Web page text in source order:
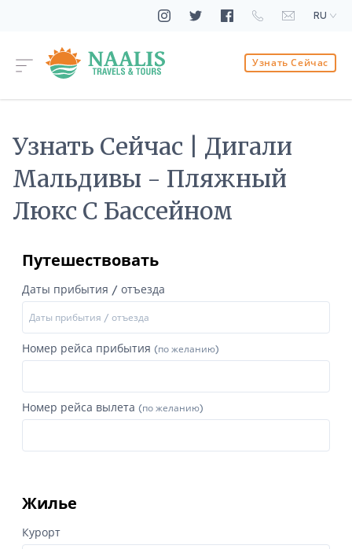
RU
Узнать Сейчас
Узнать Сейчас | Дигали
Мальдивы - Пляжный
Люкс С Бассейном
Путешествовать
Даты прибытия / отъезда
Номер рейса прибытия (по желанию)
Номер рейса вылета (по желанию)
Жилье
Курорт